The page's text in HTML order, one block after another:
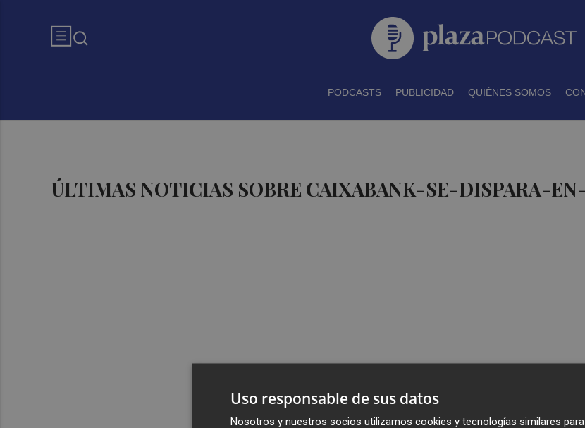
PODCASTS PUBLICIDAD QUIÉNES SOMOS
ÚLTIMAS NOTICIAS SOBRE CAIXABANK-SE-DISPARA-
Uso responsable de sus datos
Nosotros y nuestros socios utilizamos cookies y tecnologías similares